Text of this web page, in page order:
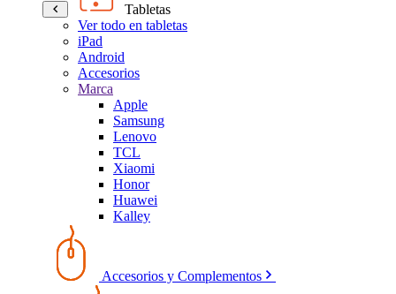
Tabletas
Ver todo en tabletas
iPad
Android
Accesorios
Marca
Apple
Samsung
Lenovo
TCL
Xiaomi
Honor
Huawei
Kalley
Accesorios y Complementos